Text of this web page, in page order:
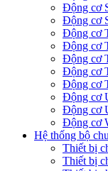
Động cơ
Động cơ
Động cơ
Động cơ
Động cơ
Động cơ
Động cơ
Động cơ
Động cơ
Động cơ
Hệ thống bộ
Thiết bị
Thiết bị